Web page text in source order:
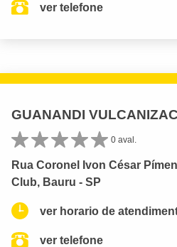
ver telefone
GUANANDI
0 aval.
Rua Coronel Ivon César
Club, Bauru - SP
ver horario de
ver telefone